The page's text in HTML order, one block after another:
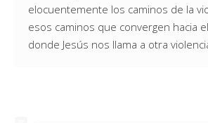
elocuentemente los caminos de la
esos caminos que convergen hacia
donde Jesús nos llama a otra